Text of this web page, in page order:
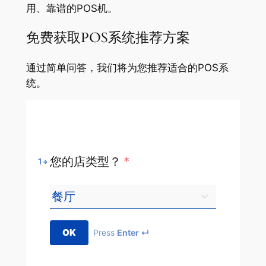
用、靠谱的POS机。
免费获取POS系统推荐方案
通过简单问答，我们将为您推荐适合的POS系
统。
1 您的店类型？ *
OK Press Enter ↵